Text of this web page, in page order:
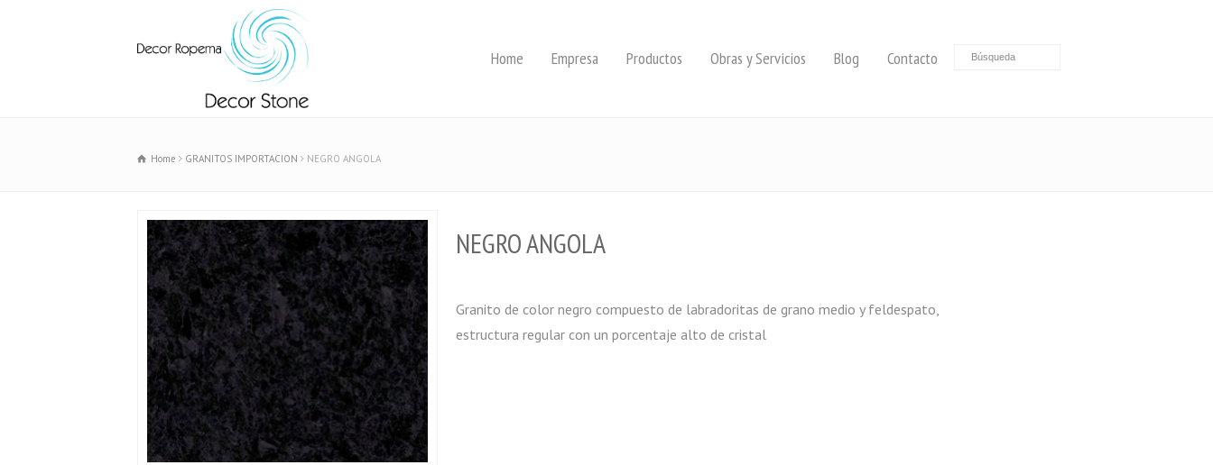
Home Empresa Productos Obras y Servicios Blog Contacto
Home GRANITOS IMPORTACION NEGRO ANGOLA
NEGRO ANGOLA
Granito de color negro compuesto de labradoritas de grano medio y feldespato,
estructura regular con un porcentaje alto de cristal